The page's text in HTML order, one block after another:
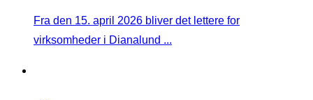
Fra den 15. april 2026 bliver det lettere for
virksomheder i Dianalund ...